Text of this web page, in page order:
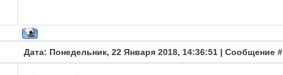
Дата: Понедельник, 22 Января 2018, 14:36:51 | Сообщение #